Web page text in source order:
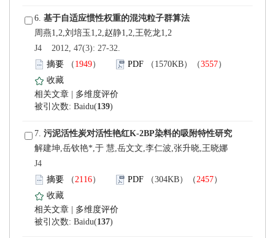
6.
J4 2012, 47(3): 27-32.
）
）
|
)
7.
解建坤,岳钦艳*,于 慧,岳文文,李仁波,张升晓,王晓娜
J4
）
）
|
)